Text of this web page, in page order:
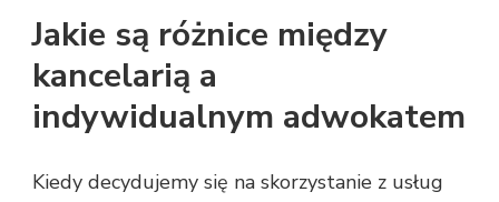
Jakie są różnice między
kancelarią a
indywidualnym adwokatem
Kiedy decydujemy się na skorzystanie z usług